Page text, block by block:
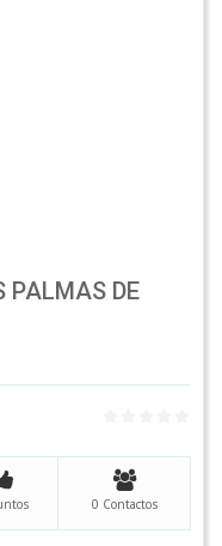
DE
0 Contactos